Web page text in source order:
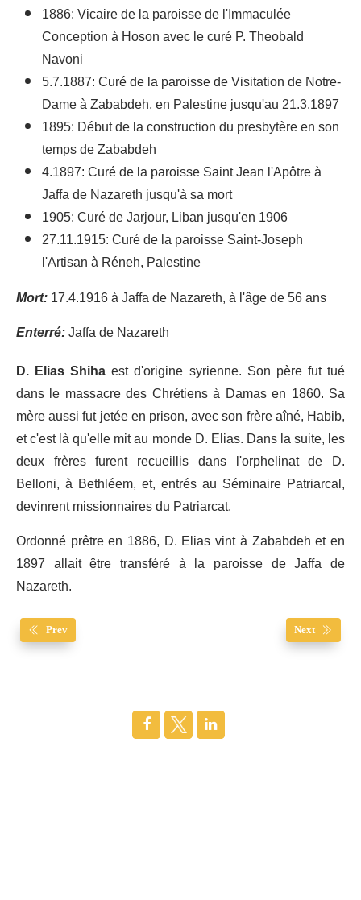
1886: Vicaire de la paroisse de l'Immaculée
Conception à Hoson avec le curé P. Theobald
Navoni
5.7.1887: Curé de la paroisse de Visitation de Notre-
Dame à Zababdeh, en Palestine jusqu'au 21.3.1897
1895: Début de la construction du presbytère en son
temps de Zababdeh
4.1897: Curé de la paroisse Saint Jean l'Apôtre à
Jaffa de Nazareth jusqu'à sa mort
1905: Curé de Jarjour, Liban jusqu'en 1906
27.11.1915: Curé de la paroisse Saint-Joseph
l'Artisan à Réneh, Palestine
Mort:17.4.1916 à Jaffa de Nazareth, à l'âge de 56 ans
Enterré:Jaffa de Nazareth
D. Elias Shiha est d'origine syrienne. Son père fut tué
dans le massacre des Chrétiens à Damas en 1860. Sa
mère aussi fut jetée en prison, avec son frère aîné, Habib,
et c'est là qu'elle mit au monde D. Elias. Dans la suite, les
deux frères furent recueillis dans l'orphelinat de D.
Belloni, à Bethléem, et, entrés au Séminaire Patriarcal,
devinrent missionnaires du Patriarcat.
Ordonné prêtre en 1886, D. Elias vint à Zababdeh et en
1897 allait être transféré à la paroisse de Jaffa de
Nazareth.
Prev Next